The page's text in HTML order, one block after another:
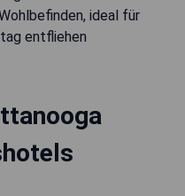
ideal für
entfliehen